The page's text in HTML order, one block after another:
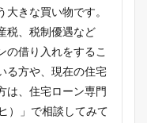
きな買い物です。
税、税制優遇など
の借り入れをするこ
る方や、現在の住宅
は、住宅ローン専門
）」で相談してみて